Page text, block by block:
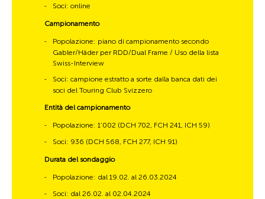
- Soci: online
Campionamento
-
Popolazione: piano di campionamento secondo
Gabler/Häder per RDD/Dual Frame / Uso della lista
Swiss-Interview
-
Soci: campione estratto a sorte dalla banca dati dei
soci del Touring Club Svizzero
Entità del campionamento
- Popolazione: 1’002 (DCH 702, FCH 241, ICH 59)
- Soci: 936 (DCH 568, FCH 277, ICH 91)
Durata del sondaggio
- Popolazione: dal 19.02. al 26.03.2024
- Soci: dal 26.02. al 02.04.2024